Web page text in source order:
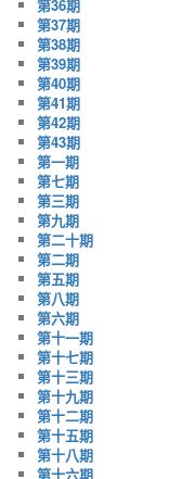
第36期
第37期
第38期
第39期
第40期
第41期
第42期
第43期
第一期
第七期
第三期
第九期
第二十期
第二期
第五期
第八期
第六期
第十一期
第十七期
第十三期
第十九期
第十二期
第十五期
第十八期
第十六期